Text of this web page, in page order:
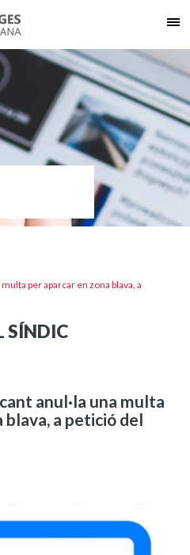
per aparcar en zona blava, a
SÍNDIC
anul·la una multa
blava, a petició del